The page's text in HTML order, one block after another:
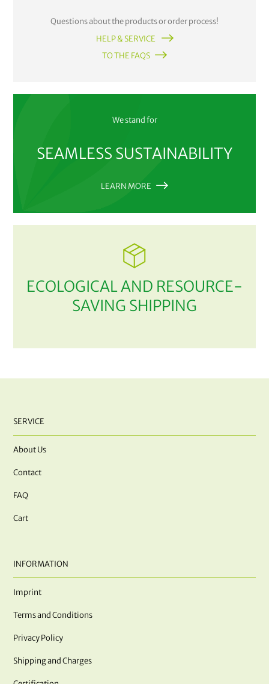
Questions about the products or order process!
HELP & SERVICE
TO THE FAQS
We stand for
SEAMLESS SUSTAINABILITY
LEARN MORE
ECOLOGICAL AND RESOURCE-
SAVING SHIPPING
SERVICE
About Us
Contact
FAQ
Cart
INFORMATION
Imprint
Terms and Conditions
Privacy Policy
Shipping and Charges